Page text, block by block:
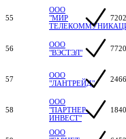
55
ООО
"МИР
56
ООО
"ВЭСТЭЛ"
57
ООО
"ЛАНТРЕЙД"
58
ООО
"ПАРТНЕР-
ИНВЕСТ"
ООО